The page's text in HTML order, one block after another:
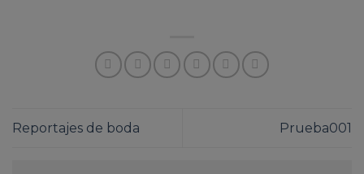
Reportajes de boda Prueba001